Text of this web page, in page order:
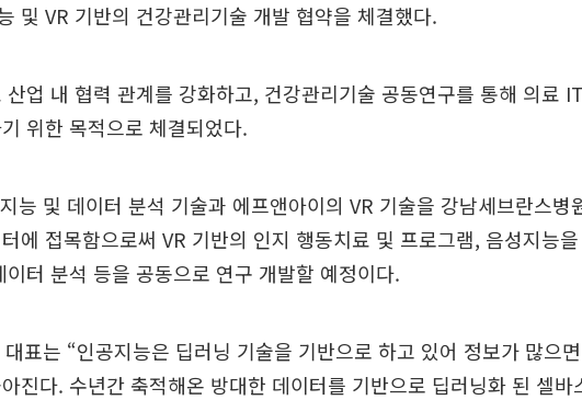
및 VR 기반의 건강관리기술 개발 협약을 체결했다.
업 내 협력 관계를 강화하고, 건강관리기술 공동연구를 통해 의료
위한 목적으로 체결되었다.
능 및 데이터 분석 기술과 에프앤아이의 VR 기술을 강남세브란스병
에 접목함으로써 VR 기반의 인지 행동치료 및 프로그램, 음성지능
터 분석 등을 공동으로 연구 개발할 예정이다.
표는 “인공지능은 딥러닝 기술을 기반으로 하고 있어 정보가 많으
진다. 수년간 축적해온 방대한 데이터를 기반으로 딥러닝화 된 셀바